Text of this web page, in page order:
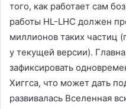
того, как работает сам
работы HL-LHC должен
миллионов таких частиц
у текущей версии).
зафиксировать
Хиггса, что может дать
развивалась Вселенная